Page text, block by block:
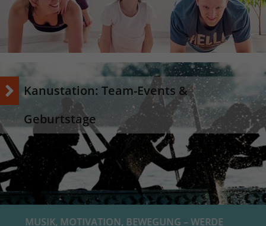
Kanustation: Team-Events &
Geburtstage
MUSIK, MOTIVATION, BEWEGUNG – WERDE
Name _dc_gtm_UA-53600496-1
Anbieter Google Analytics
Laufzeit 1 Minute
Zweck
Dieser Cookie identifiziert die Besucher nach
Alter, Geschlecht oder Interessen und nutzt
dazu den DoubleClick des Google Tag
Manager, um die gezielte
Anzeigenplatzierung zu vereinfachen.